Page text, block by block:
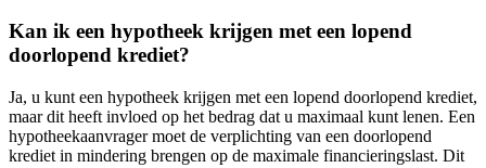
Kan ik een hypotheek krijgen met een lopend
doorlopend krediet?
Ja, u kunt een hypotheek krijgen met een lopend doorlopend krediet,
maar dit heeft invloed op het bedrag dat u maximaal kunt lenen. Een
hypotheekaanvrager moet de verplichting van een doorlopend
krediet in mindering brengen op de maximale financieringslast. Dit